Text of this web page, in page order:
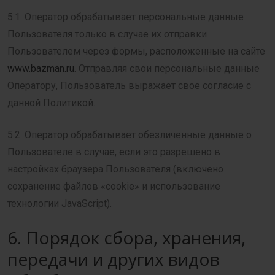
5.1. Оператор обрабатывает персональные данные
Пользователя только в случае их отправки
Пользователем через формы, расположенные на сайте
www.bazman.ru. Отправляя свои персональные данные
Оператору, Пользователь выражает свое согласие с
данной Политикой.
5.2. Оператор обрабатывает обезличенные данные о
Пользователе в случае, если это разрешено в
настройках браузера Пользователя (включено
сохранение файлов «cookie» и использование
технологии JavaScript).
6. Порядок сбора, хранения,
передачи и других видов